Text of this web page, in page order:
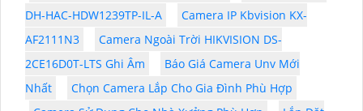
DH-HAC-HDW1239TP-IL-A
Camera IP Kbvision KX-
AF2111N3
Camera Ngoài Trời HIKVISION DS-
2CE16D0T-LTS Ghi Âm
Báo Giá Camera Unv Mới
Nhất
Chọn Camera Lắp Cho Gia Đình Phù Hợp